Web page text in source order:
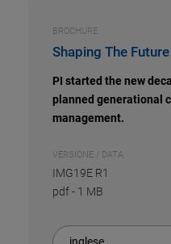
BROCHURE
Shaping The
PI started the new
planned generational
management.
VERSIONE / DATA
IMG19E R1
pdf- 1 MB